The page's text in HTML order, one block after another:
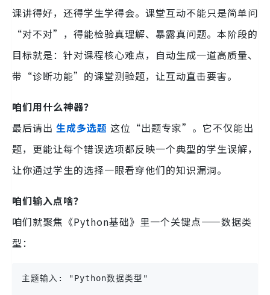
课讲得好，还得学生学得会。课堂互动不能只是简单问
“对不对”，得能检验真理解、暴露真问题。本阶段的
目标就是：针对课程核心难点，自动生成一道高质量、
带“诊断功能”的课堂测验题，让互动直击要害。
咱们用什么神器？
最后请出 生成多选题 这位“出题专家”。它不仅能出
题，更能让每个错误选项都反映一个典型的学生误解，
让你通过学生的选择一眼看穿他们的知识漏洞。
咱们输入点啥？
咱们就聚焦《Python基础》里一个关键点——数据类
型：
主题输入: "Python数据类型"